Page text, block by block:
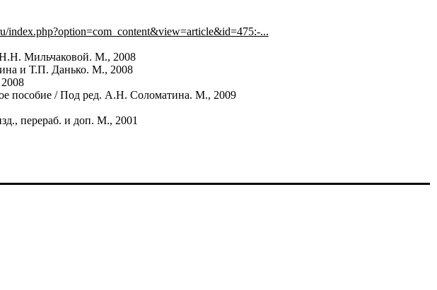
index.php?option=com_content&view=article&id=475:-...
Н.Н. Мильчаковой. М., 2008
и Т.П. Данько. М., 2008
пособие / Под ред. А.Н. Соломатина. М., 2009
перераб. и доп. М., 2001